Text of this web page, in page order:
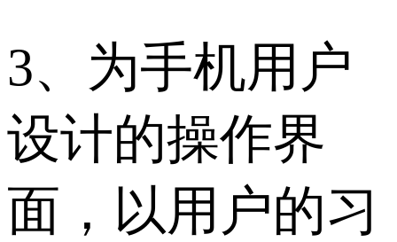
3、为手机用户
设计的操作界
面，以用户的习